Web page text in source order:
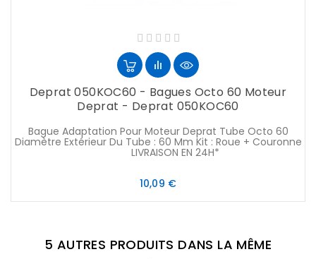
Deprat 050KOC60 - Bagues Octo 60 Moteur
Deprat - Deprat 050KOC60
Bague Adaptation Pour Moteur Deprat Tube Octo 60
Diamètre Extérieur Du Tube : 60 Mm Kit : Roue + Couronne
LIVRAISON EN 24H*
10,09 €Prix
5 AUTRES PRODUITS DANS LA MÊME